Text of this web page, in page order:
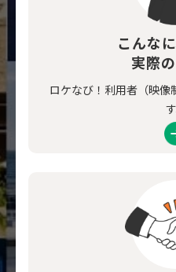
こんな
実際
ロケなび！利用者（映像
す